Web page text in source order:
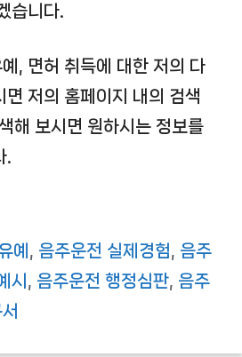
습니다.
, 면허 취득에 대한 저의 다
면 저의 홈페이지 내의 검색
해 보시면 원하시는 정보를
.
예 , 음주운전 실제경험, 음주
시 , 음주운전 행정심판, 음주